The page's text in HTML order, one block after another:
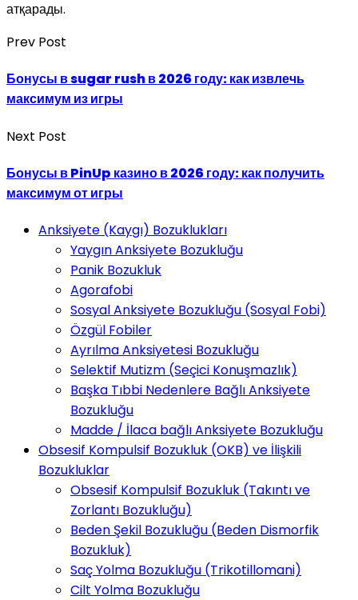
атқарады.
Prev Post
Бонусы в sugar rush в 2026 году: как извлечь
максимум из игры
Next Post
Бонусы в PinUp казино в 2026 году: как получить
максимум от игры
Anksiyete (Kaygı) Bozuklukları
Yaygın Anksiyete Bozukluğu
Panik Bozukluk
Agorafobi
Sosyal Anksiyete Bozukluğu (Sosyal Fobi)
Özgül Fobiler
Ayrılma Anksiyetesi Bozukluğu
Selektif Mutizm (Seçici Konuşmazlık)
Başka Tıbbi Nedenlere Bağlı Anksiyete
Bozukluğu
Madde / İlaca bağlı Anksiyete Bozukluğu
Obsesif Kompulsif Bozukluk (OKB) ve İlişkili
Bozukluklar
Obsesif Kompulsif Bozukluk (Takıntı ve
Zorlantı Bozukluğu)
Beden Şekil Bozukluğu (Beden Dismorfik
Bozukluk)
Saç Yolma Bozukluğu (Trikotillomani)
Cilt Yolma Bozukluğu